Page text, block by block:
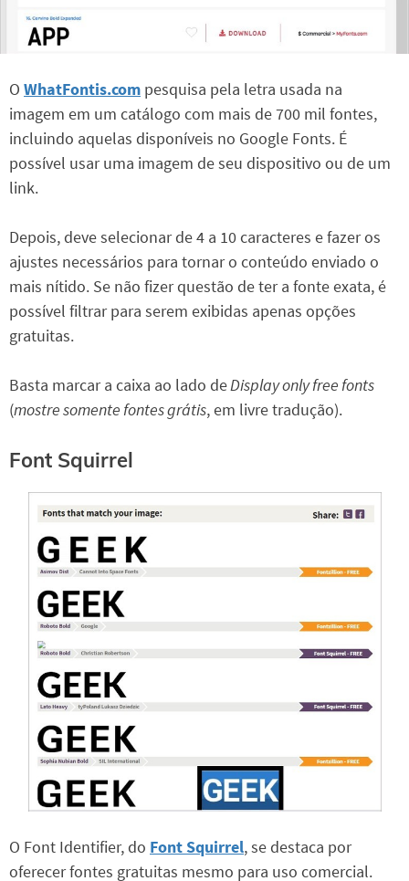
O WhatFontis.com pesquisa pela letra usada na
imagem em um catálogo com mais de 700 mil fontes,
incluindo aquelas disponíveis no Google Fonts. É
possível usar uma imagem de seu dispositivo ou de um
link.
Depois, deve selecionar de 4 a 10 caracteres e fazer os
ajustes necessários para tornar o conteúdo enviado o
mais nítido. Se não fizer questão de ter a fonte exata, é
possível filtrar para serem exibidas apenas opções
gratuitas.
Basta marcar a caixa ao lado deDisplay only free fonts
(mostre somente fontes grátis, em livre tradução).
Font Squirrel
O Font Identifier, do Font Squirrel, se destaca por
oferecer fontes gratuitas mesmo para uso comercial.